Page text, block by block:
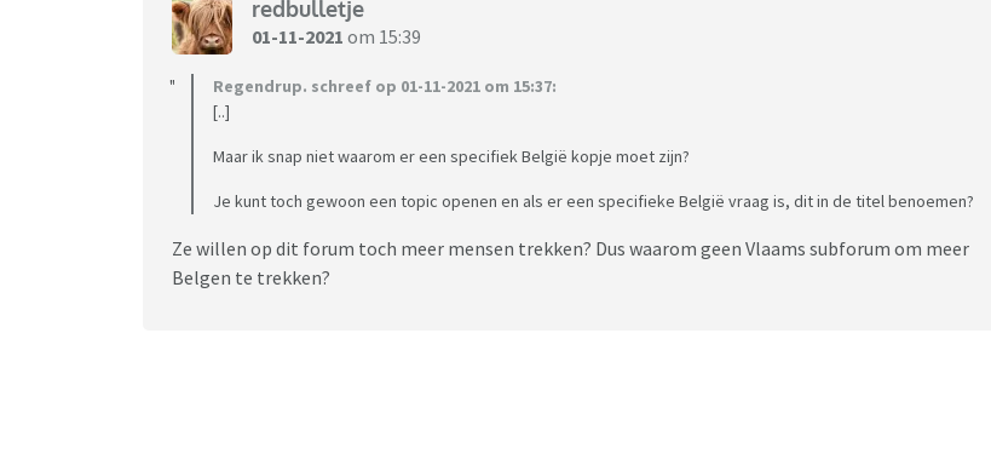
redbulletje
01-11-2021 om 15:39
Regendrup. schreef op 01-11-2021 om 15:37:
[..]
Maar ik snap niet waarom er een specifiek België kopje moet zijn?
Je kunt toch gewoon een topic openen en als er een specifieke België vraag is, dit in de titel benoemen?
Ze willen op dit forum toch meer mensen trekken? Dus waarom geen Vlaams subforum om meer
Belgen te trekken?